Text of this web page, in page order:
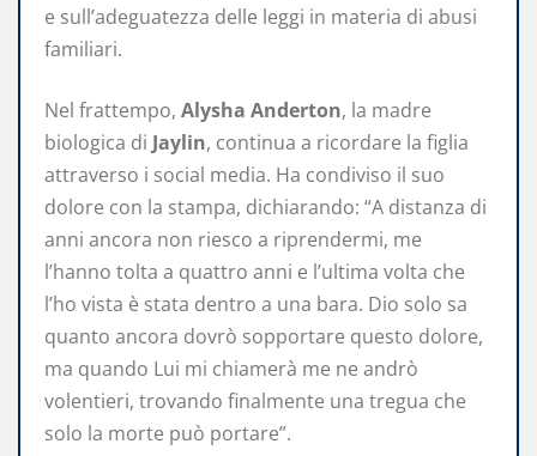
e sull’adeguatezza delle leggi in materia di abusi
familiari.
Nel frattempo, Alysha Anderton, la madre
biologica di Jaylin, continua a ricordare la figlia
attraverso i social media. Ha condiviso il suo
dolore con la stampa, dichiarando: “A distanza di
anni ancora non riesco a riprendermi, me
l’hanno tolta a quattro anni e l’ultima volta che
l’ho vista è stata dentro a una bara. Dio solo sa
quanto ancora dovrò sopportare questo dolore,
ma quando Lui mi chiamerà me ne andrò
volentieri, trovando finalmente una tregua che
solo la morte può portare”.